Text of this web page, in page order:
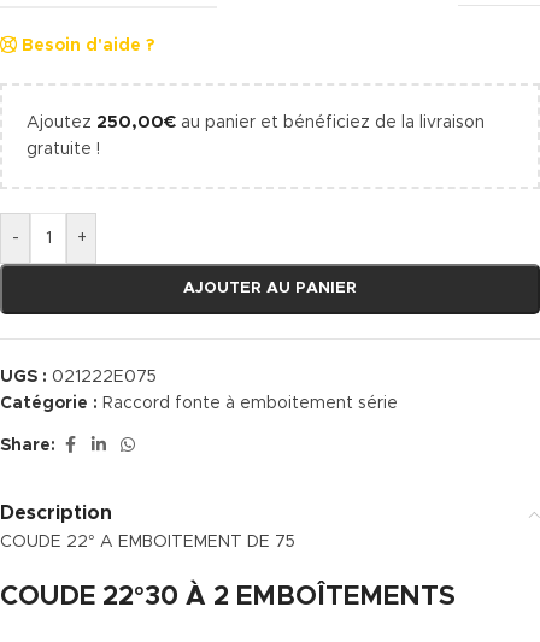
Besoin d'aide ?
Ajoutez 250,00€ au panier et bénéficiez de la livraison
gratuite !
- +
AJOUTER AU PANIER
UGS : 021222E075
Catégorie : Raccord fonte à emboitement série
Share:
Description
COUDE 22° A EMBOITEMENT DE 75
COUDE 22°30 À 2 EMBOÎTEMENTS